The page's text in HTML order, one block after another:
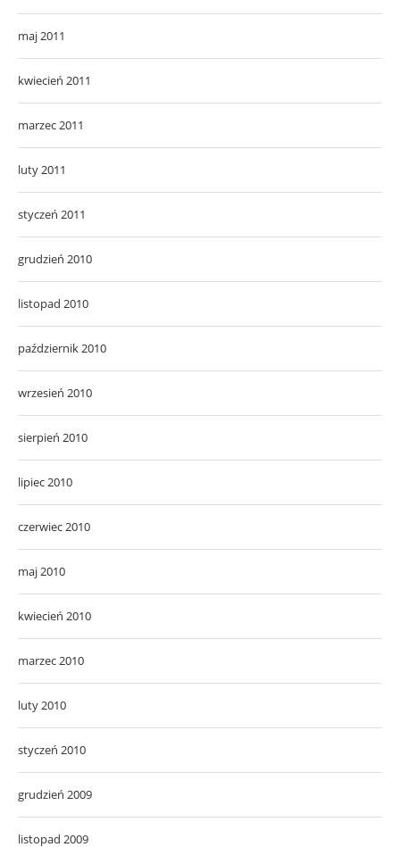
maj 2011
kwiecień 2011
marzec 2011
luty 2011
styczeń 2011
grudzień 2010
listopad 2010
październik 2010
wrzesień 2010
sierpień 2010
lipiec 2010
czerwiec 2010
maj 2010
kwiecień 2010
marzec 2010
luty 2010
styczeń 2010
grudzień 2009
listopad 2009